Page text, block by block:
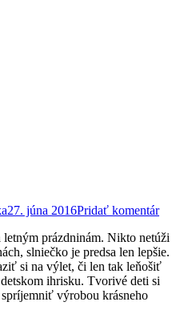
27. júna 2016Pridať komentár
prázdninám. Nikto netúži
slniečko je predsa len lepšie.
si na výlet, či len tak leňošiť
ihrisku. Tvorivé deti si
výrobou krásneho